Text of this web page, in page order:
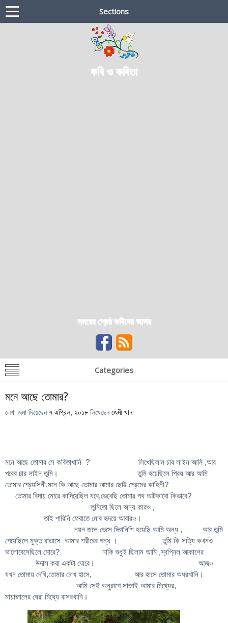
Sections
কবি ও কবিতা
সময়ের শ্রেষ্ঠ কবিদের আসর
Categories
মনে আছে তোমার?
লেখা জমা দিয়েছেন ৭ এপ্রিল, ২০১৮লিখেছেন জেমী খান
মনে আছে তোমার সে কবিতাখানি ? লিখেছিলাম চার লাইন আমি ,আর
পরের চার লাইন তুমি।
তুমি হয়েছিলে প্রিয় আর আমি
তোমার প্রেয়সিনী,মনে কি আছে তোমার আমার ছোট্ট প্রেমের কাহিনী?
তোমার বিদায় মোরে কাদিয়েছিল যবে,ভেবেছি তোমার পথ আটকাবো কিভাবে?
তুমিতো ছিলে অন্য কারও ,
তাই পারিনি ফেরাতে মোর হৃদয়ে আবারও।
নয়ন জলে ভেসে দিবানিশি হয়েছি আমি অন্ধ , আর তুমি
পেয়েছিলে মুক্ত বাতাসে আমার শরীরের গন্ধ । তুমি কি সত্যি কখনও
ভালোবেসেছিলে মোরে? নাকি শুধুই ছিলাম আমি ,স্বপ্নিল আকাশের
উদাস করা একটা ঘোরে।
আজও
যখন তোমায় দেখি,তোমার চোখ হাসে, আর হাসে তোমার অধরখানি।
আমি সেই অনুরাগে সাজাই আমার মিথ্যের,
মায়াজালের ঘেরা মিথ্যে বাসরখানি।